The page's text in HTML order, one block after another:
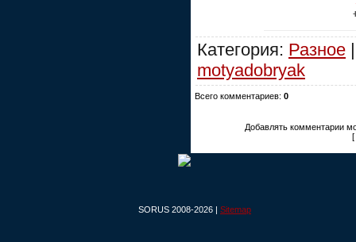
Категория: Разное
motyadobryak
Всего комментариев: 0
Добавлять комментарии
[
SORUS 2008-2026 | Sitemap